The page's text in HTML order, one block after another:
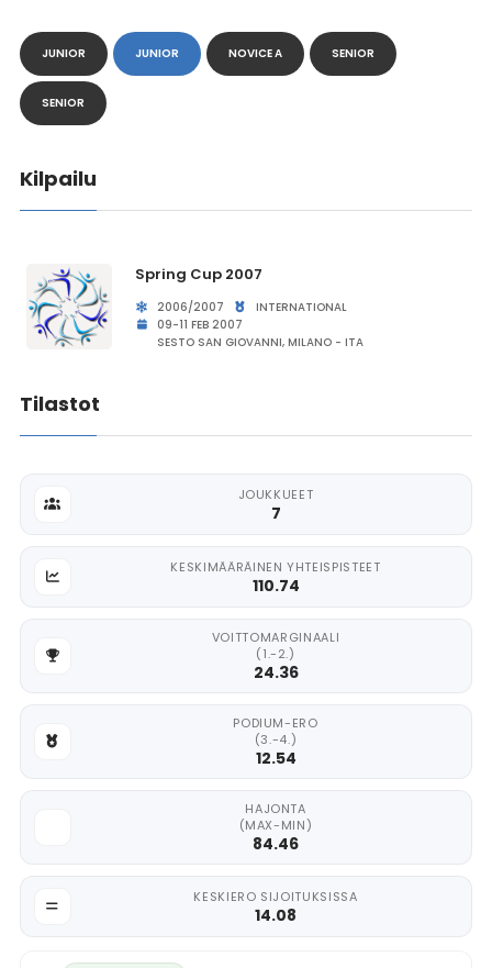
JUNIOR JUNIOR NOVICE A SENIOR
SENIOR
Kilpailu
Spring Cup 2007
2006/2007
INTERNATIONAL
09-11 FEB 2007
SESTO SAN GIOVANNI, MILANO - ITA
Tilastot
JOUKKUEET
7
KESKIMÄÄRÄINEN YHTEISPISTEET
110.74
VOITTOMARGINAALI
(1.-2.)
24.36
PODIUM-ERO
(3.-4.)
12.54
HAJONTA
(MAX-MIN)
84.46
KESKIERO SIJOITUKSISSA
14.08